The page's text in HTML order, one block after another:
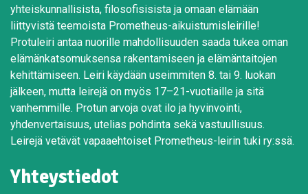
yhteiskunnallisista, filosofisisista ja omaan elämään
liittyvistä teemoista Prometheus-aikuistumisleirille!
Protuleiri antaa nuorille mahdollisuuden saada tukea oman
elämänkatsomuksensa rakentamiseen ja elämäntaitojen
kehittämiseen. Leiri käydään useimmiten 8. tai 9. luokan
jälkeen, mutta leirejä on myös 17–21-vuotiaille ja sitä
vanhemmille. Protun arvoja ovat ilo ja hyvinvointi,
yhdenvertaisuus, utelias pohdinta sekä vastuullisuus.
Leirejä vetävät vapaaehtoiset Prometheus-leirin tuki ry:ssä.
Yhteystiedot